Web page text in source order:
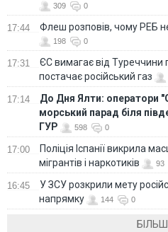
309 0
17:44 Флеш розповів, чому РЕБ
198 0
17:31
ЄС вимагає від
постачає російський газ
17:14
До Дня Ялти: оператори
морський парад біля
ГУР
598 0
17:00
Поліція Іспанії викрила
мігрантів і наркотиків
93
16:45
У ЗСУ розкрили мету
напрямку
144 0